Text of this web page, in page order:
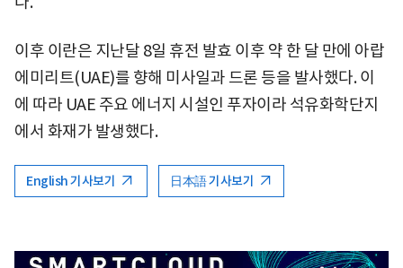
이후 이란은 지난달 8일 휴전 발효 이후 약 한 달 만에 아랍
에미리트(UAE)를 향해 미사일과 드론 등을 발사했다. 이
에 따라 UAE 주요 에너지 시설인 푸자이라 석유화학단지
에서 화재가 발생했다.
English 기사보기 日本語 기사보기